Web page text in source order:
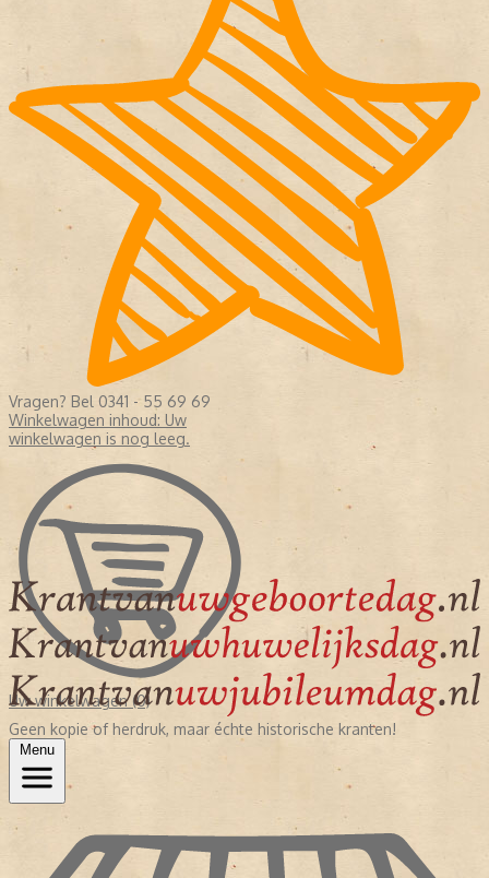
Vragen? Bel 0341 - 55 69 69
Winkelwagen inhoud: Uw
winkelwagen is nog leeg.
Uw winkelwagen (0)
Geen kopie of herdruk, maar échte historische kranten!
Menu